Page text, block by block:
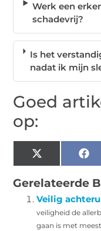
Werk een
schadevrij?
Is het
nadat ik mijn
Goed
op:
X
(Twitter)
Gerelateerde
Veilig
veiligheid de
gaan is met